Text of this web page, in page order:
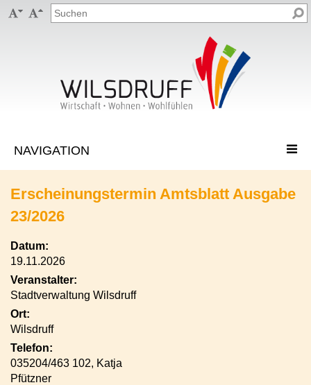
 
Erscheinungstermin Amtsblatt Ausgabe
23/2026
Datum:
19.11.2026
Veranstalter:
Stadtverwaltung Wilsdruff
Ort:
Wilsdruff
Telefon:
035204/463 102, Katja
Pfützner